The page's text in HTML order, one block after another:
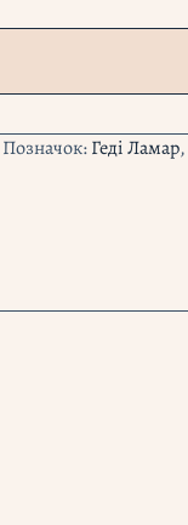
Позначок:Геді Ламар,